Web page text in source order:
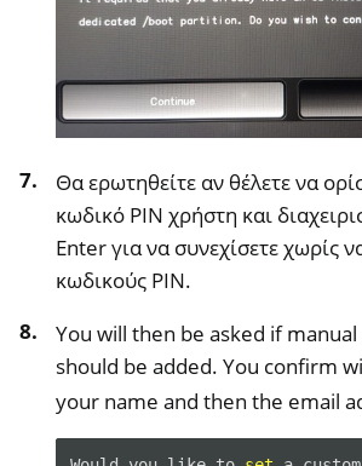
Θα ερωτηθείτε αν θέλετε να
κωδικό PIN χρήστη και
Enter για να συνεχίσετε χωρίς
κωδικούς PIN.
You will then be asked if
should be added. You confirm
your name and then the email